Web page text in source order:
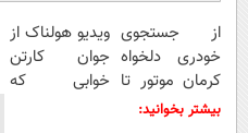
از جستجوی
خودری دلخواه
کرمان موتور تا
فروش آن،
ویدیو هولناک از
جوان کارتن
خوابی که
بیشتر بخوانید: